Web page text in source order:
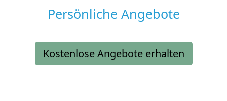
Persönliche Angebote
Kostenlose Angebote erhalten